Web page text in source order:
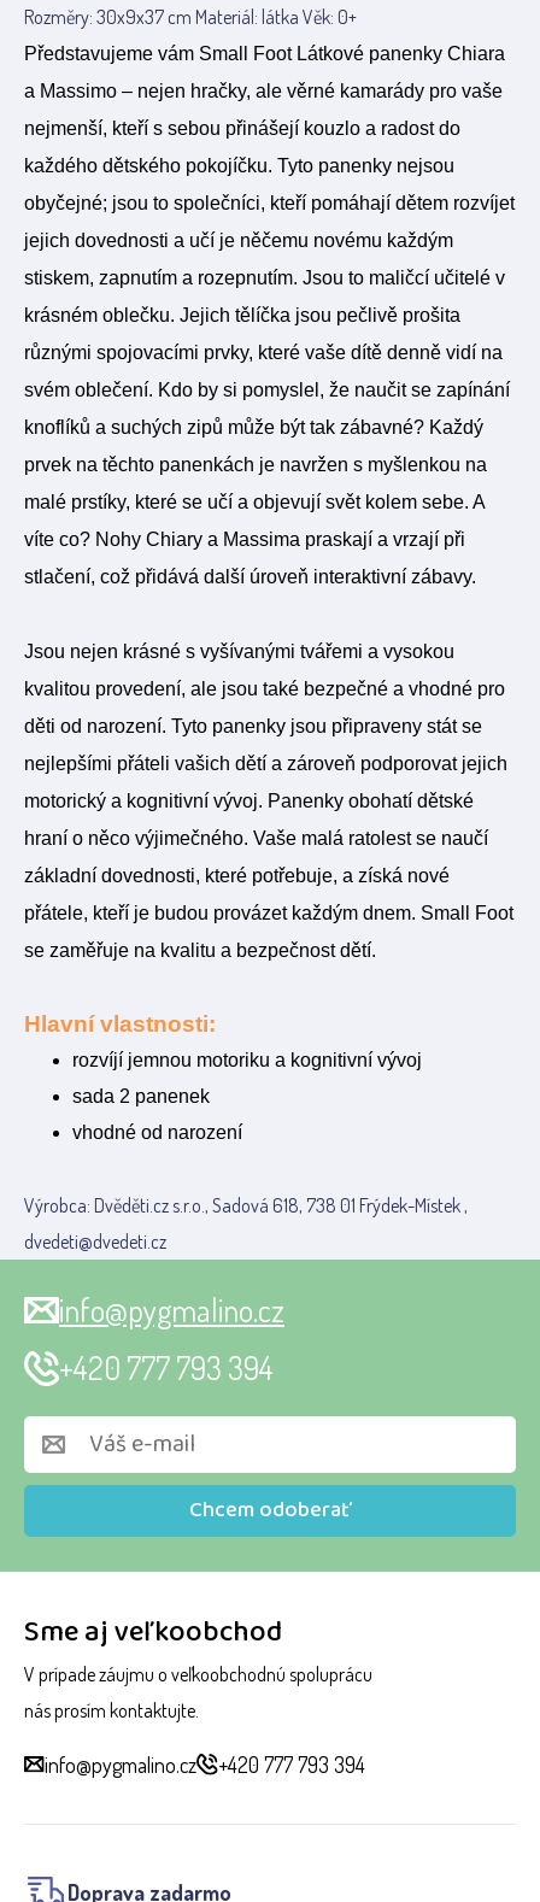
Rozměry: 30x9x37 cm Materiál: látka Věk: 0+
Představujeme vám Small Foot Látkové panenky Chiara
a Massimo – nejen hračky, ale věrné kamarády pro vaše
nejmenší, kteří s sebou přinášejí kouzlo a radost do
každého dětského pokojíčku. Tyto panenky nejsou
obyčejné; jsou to společníci, kteří pomáhají dětem rozvíjet
jejich dovednosti a učí je něčemu novému každým
stiskem, zapnutím a rozepnutím. Jsou to maličcí učitelé v
krásném oblečku. Jejich tělíčka jsou pečlivě prošita
různými spojovacími prvky, které vaše dítě denně vidí na
svém oblečení. Kdo by si pomyslel, že naučit se zapínání
knoflíků a suchých zipů může být tak zábavné? Každý
prvek na těchto panenkách je navržen s myšlenkou na
malé prstíky, které se učí a objevují svět kolem sebe. A
víte co? Nohy Chiary a Massima praskají a vrzají při
stlačení, což přidává další úroveň interaktivní zábavy.
Jsou nejen krásné s vyšívanými tvářemi a vysokou
kvalitou provedení, ale jsou také bezpečné a vhodné pro
děti od narození. Tyto panenky jsou připraveny stát se
nejlepšími přáteli vašich dětí a zároveň podporovat jejich
motorický a kognitivní vývoj. Panenky obohatí dětské
hraní o něco výjimečného. Vaše malá ratolest se naučí
základní dovednosti, které potřebuje, a získá nové
přátele, kteří je budou provázet každým dnem. Small Foot
se zaměřuje na kvalitu a bezpečnost dětí.
Hlavní vlastnosti:
rozvíjí jemnou motoriku a kognitivní vývoj
sada 2 panenek
vhodné od narození
Výrobca: Dvěděti.cz s.r.o., Sadová 618, 738 01 Frýdek-Místek ,
dvedeti@dvedeti.cz
Sme aj veľkoobchod
V prípade záujmu o veľkoobchodnú spoluprácu
nás prosím kontaktujte.
info@pygmalino.cz +420 777 793 394
Doprava zadarmo
Chcem odoberať
info@pygmalino.cz
+420 777 793 394